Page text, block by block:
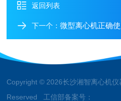
返回列表
下一个：微型离心机正确
Copyright © 2026长沙湘智离心机
Reserved 工信部备案号：